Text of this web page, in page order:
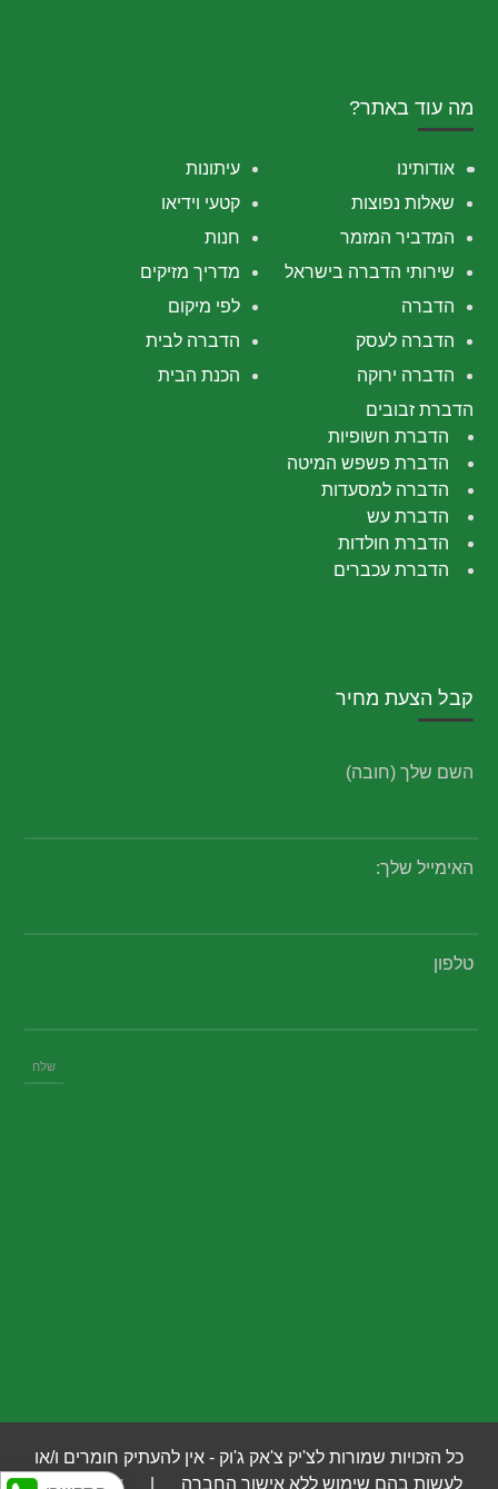
מה עוד באתר?
עיתונות
אודותינו
קטעי וידיאו
שאלות נפוצות
חנות
המדביר המזמר
מדריך מזיקים
שירותי הדברה בישראל
לפי מיקום
הדברה
הדברה לבית
הדברה לעסק
הכנת הבית
הדברה ירוקה
הדברת זבובים
הדברת חשופיות
הדברת פשפש המיטה
הדברה למסעדות
הדברת עש
הדברת חולדות
הדברת עכברים
קבל הצעת מחיר
השם שלך (חובה)
האימייל שלך:
טלפון
כל הזכויות שמורות לצ'יק צ'אק ג'וק - אין להעתיק חומרים ו/או
לעשות בהם שימוש ללא אישור החברה |איי לוג'יק- |